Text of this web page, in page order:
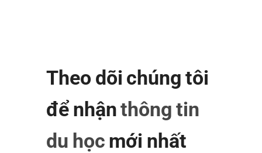
Theo dõi chúng tôi
để nhậnthông tin
du học mới nhất